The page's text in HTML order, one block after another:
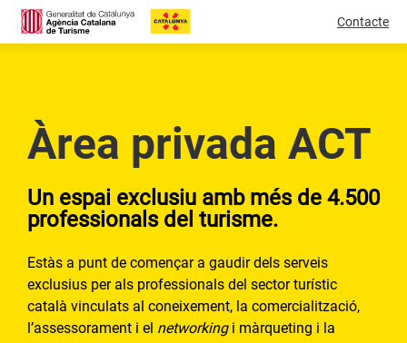
Contacte
Àrea privada ACT
Un espai exclusiu amb més de 4.500
professionals del turisme.
Estàs a punt de començar a gaudir dels serveis
exclusius per als professionals del sector turístic
català vinculats al coneixement, la comercialització,
l’assessorament i el networkingi màrqueting i la